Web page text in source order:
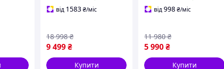
волосся
від 1583₴/міс
9 499₴
18 998 ₴
Купити
Стайлер, Плойка,
від998₴/міс
5 990₴
11 980 ₴
Купити